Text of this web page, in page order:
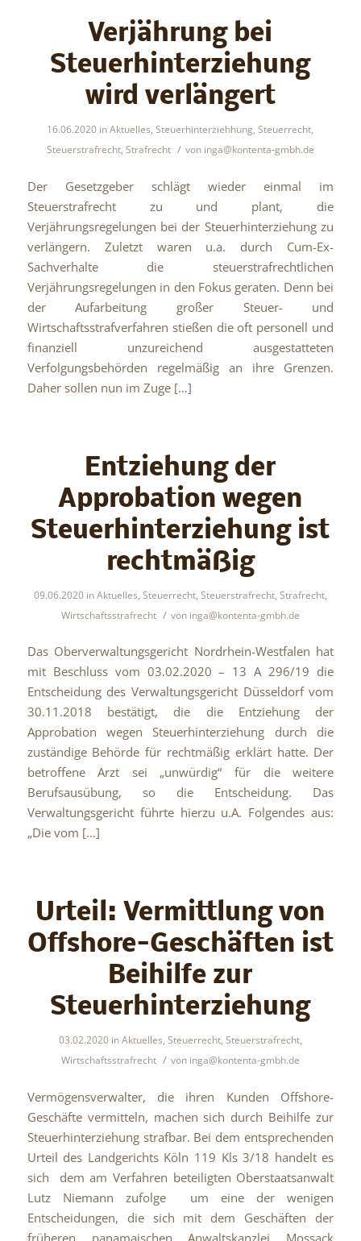
Verjährung bei
Steuerhinterziehung
wird verlängert
16.06.2020 inAktuelles,Steuerhinterziehhung,Steuerrecht,
Steuerstrafrecht, Strafrecht / von inga@kontenta-gmbh.de
Der Gesetzgeber schlägt wieder einmal im
Steuerstrafrecht zu und plant, die
Verjährungsregelungen bei der Steuerhinterziehung zu
verlängern. Zuletzt waren u.a. durch Cum-Ex-
Sachverhalte die steuerstrafrechtlichen
Verjährungsregelungen in den Fokus geraten. Denn bei
der Aufarbeitung großer Steuer- und
Wirtschaftsstrafverfahren stießen die oft personell und
finanziell unzureichend ausgestatteten
Verfolgungsbehörden regelmäßig an ihre Grenzen.
Daher sollen nun im Zuge […]
Entziehung der
Approbation wegen
Steuerhinterziehung ist
rechtmäßig
09.06.2020 inAktuelles, Steuerrecht, Steuerstrafrecht, Strafrecht,
Wirtschaftsstrafrecht / von inga@kontenta-gmbh.de
Das Oberverwaltungsgericht Nordrhein-Westfalen hat
mit Beschluss vom 03.02.2020 – 13 A 296/19 die
Entscheidung des Verwaltungsgericht Düsseldorf vom
30.11.2018 bestätigt, die die Entziehung der
Approbation wegen Steuerhinterziehung durch die
zuständige Behörde für rechtmäßig erklärt hatte. Der
betroffene Arzt sei „unwürdig“ für die weitere
Berufsausübung, so die Entscheidung. Das
Verwaltungsgericht führte hierzu u.A. Folgendes aus:
„Die vom […]
Urteil: Vermittlung von
Offshore-Geschäften ist
Beihilfe zur
Steuerhinterziehung
03.02.2020 inAktuelles, Steuerrecht, Steuerstrafrecht,
Wirtschaftsstrafrecht / von inga@kontenta-gmbh.de
Vermögensverwalter, die ihren Kunden Offshore-
Geschäfte vermitteln, machen sich durch Beihilfe zur
Steuerhinterziehung strafbar. Bei dem entsprechenden
Urteil des Landgerichts Köln 119 Kls 3/18 handelt es
sich dem am Verfahren beteiligten Oberstaatsanwalt
Lutz Niemann zufolge um eine der wenigen
Entscheidungen, die sich mit dem Geschäften der
früheren panamaischen Anwaltskanzlei Mossack